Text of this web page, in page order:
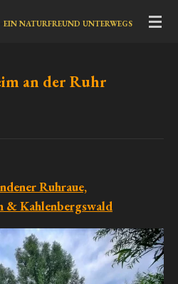
EIN NATURFREUND UNTERWEGS
an der Ruhr
Ruhraue,
& Kahlenbergswald